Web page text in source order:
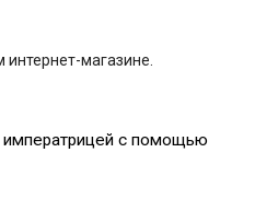
магазине.
императрицей с помощью